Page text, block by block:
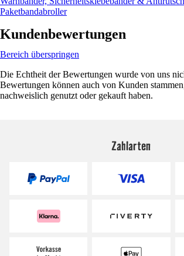
Paketbandabroller
Kundenbewertungen
Bereich überspringen
Die Echtheit der Bewertungen wurde von uns
Bewertungen können auch von Kunden
nachweislich genutzt oder gekauft haben.
Zahlarten